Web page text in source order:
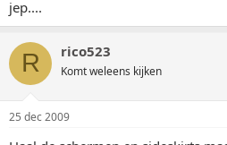
jep....
R rico523
Komt weleens kijken
25 dec 2009